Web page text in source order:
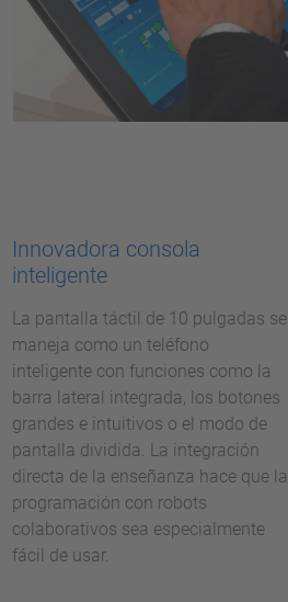
Innovadora consola
inteligente
La pantalla táctil de 10 pulgadas se
maneja como un teléfono
inteligente con funciones como la
barra lateral integrada, los botones
grandes e intuitivos o el modo de
pantalla dividida. La integración
directa de la enseñanza hace que la
programación con robots
colaborativos sea especialmente
fácil de usar.